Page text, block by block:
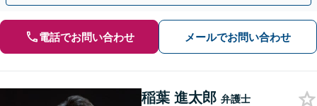
電話でお問い合わせ メールでお問い合わせ
稲葉 進太郎 弁護士